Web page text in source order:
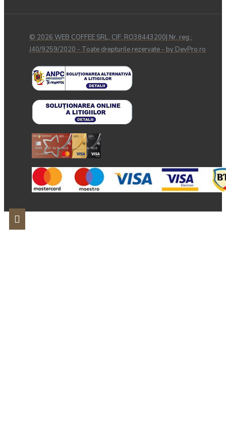
© 2026 WEB COFFEE SRL, CIF: RO38443200| Nr. reg.:
J40/9259/2020 - Toate drepturile rezervate - by DevPro.ro